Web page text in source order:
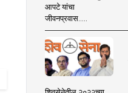
आपटे यांचा
जीवनप्रवास.....